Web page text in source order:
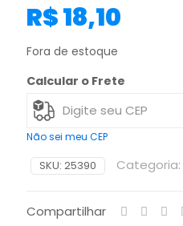
R$18,10
Fora de estoque
Calcular o Frete
Não sei meu CEP
SKU: 25390 Categoria:
Compartilhar